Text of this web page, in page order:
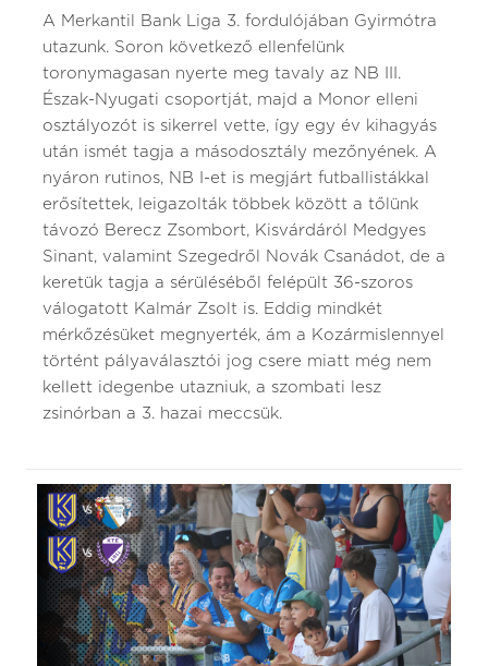
A Merkantil Bank Liga 3. fordulójában Gyirmótra
utazunk. Soron következő ellenfelünk
toronymagasan nyerte meg tavaly az NB III.
Észak-Nyugati csoportját, majd a Monor elleni
osztályozót is sikerrel vette, így egy év kihagyás
után ismét tagja a másodosztály mezőnyének. A
nyáron rutinos, NB I-et is megjárt futballistákkal
erősítettek, leigazolták többek között a tőlünk
távozó Berecz Zsombort, Kisvárdáról Medgyes
Sinant, valamint Szegedről Novák Csanádot, de a
keretük tagja a sérüléséből felépült 36-szoros
válogatott Kalmár Zsolt is. Eddig mindkét
mérkőzésüket megnyerték, ám a Kozármislennyel
történt pályaválasztói jog csere miatt még nem
kellett idegenbe utazniuk, a szombati lesz
zsinórban a 3. hazai meccsük.